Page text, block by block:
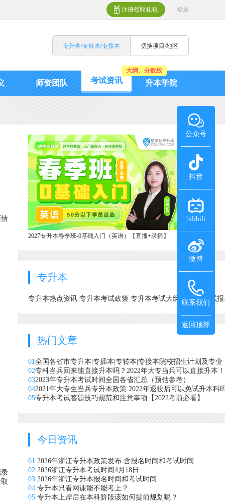
注册领取礼包 登录
专升本/专转本/专接本 切换项目/地区
师资团队 考试资讯
大纲、分数线
升本学院
2027专升本春季班-0基础入门（英语）【直播+录播】
专升本
专升本热点资讯 专升本考试政策 专升本考试大纲 专升本考试
热门文章
01全国各省市专升本|专插本|专转本|专接本院校招生计划及专业
02专科当兵回来能直接升本吗？2022年大专当兵可以直接升本！
032023年专升本考试时间全国各省汇总（预估参考）
042021年大专生当兵专升本政策 2022年退役后可以免试升本科
05专升本考试答题技巧规范和注意事项【2022考前必看】
今日资讯
01 2026年浙江专升本政策发布 含报名时间和考试时间
02 2026浙江专升本考试时间4月18日
03 2026年浙江专升本报名时间和考试时间
04 专升本只看网课能不能考上？
05 专升本上岸后在本科阶段该如何提前规划呢？
公众号
抖音
bilibili
微博
联系我们
返回顶部